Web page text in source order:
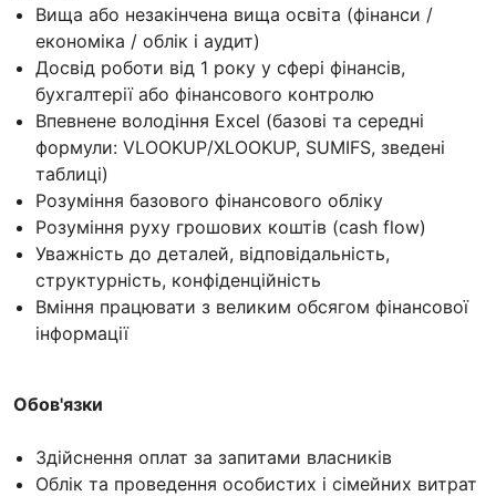
Вища або незакінчена вища освіта (фінанси /
економіка / облік і аудит)
Досвід роботи від 1 року у сфері фінансів,
бухгалтерії або фінансового контролю
Впевнене володіння Excel (базові та середні
формули: VLOOKUP/XLOOKUP, SUMIFS, зведені
таблиці)
Розуміння базового фінансового обліку
Розуміння руху грошових коштів (cash flow)
Уважність до деталей, відповідальність,
структурність, конфіденційність
Вміння працювати з великим обсягом фінансової
інформації
Обов'язки
Здійснення оплат за запитами власників
Облік та проведення особистих і сімейних витрат